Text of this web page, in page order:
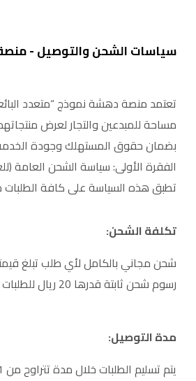
سياسات الشحن والتوصيل -
تعتمد منصة دهشة نموذج “متعدد
مساحة للمبدعين والتجار لعرض
بضمان حقوق المستهلك وجودة الخدمة.
الفقرة الأولى: سياسة الشحن العامة
تطبق هذه السياسة على كافة
تكلفة الشحن:
شحن مجاني بالكامل لأي طلب تبلغ قيمته 250 ريال
رسوم شحن ثابتة قدرها 20 ريال للطلبات الأقل من 250 ريال.
مدة التوصيل:
يتم تسليم الطلبات خلال مدة تتراوح من 1 إلى 5 أيام عمل.